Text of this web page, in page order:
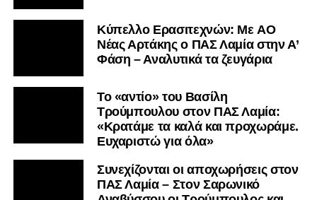
Kύπελλο Ερασιτεχνών: Με AO
Nέας Αρτάκης ο ΠΑΣ Λαμία στην Α’
Φάση – Αναλυτικά τα ζευγάρια
Το «αντίο» του Βασίλη
Τρούμπουλου στον ΠΑΣ Λαμία:
«Κρατάμε τα καλά και προχωράμε.
Ευχαριστώ για όλα»
Συνεχίζονται οι αποχωρήσεις στον
ΠΑΣ Λαμία – Στον Σαρωνικό